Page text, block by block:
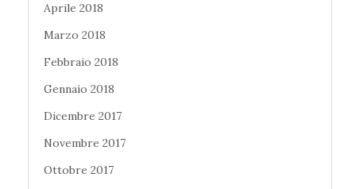
Aprile 2018
Marzo 2018
Febbraio 2018
Gennaio 2018
Dicembre 2017
Novembre 2017
Ottobre 2017